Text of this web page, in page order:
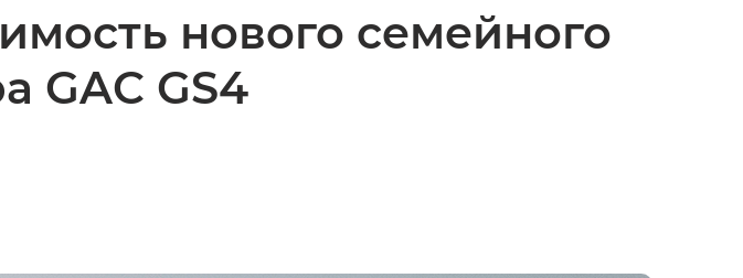
нового семейного
GAC GS4